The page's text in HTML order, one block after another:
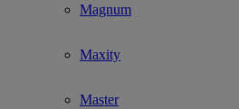
Magnum
Maxity
Master